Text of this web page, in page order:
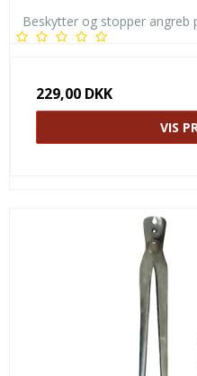
Beskytter og stopper angreb
229,00 DKK
VIS